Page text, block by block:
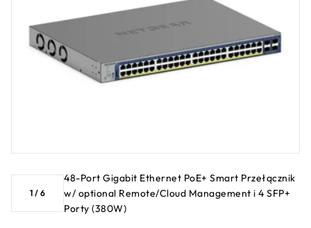
1 / 6
48-Port Gigabit Ethernet PoE+ Smart Przełącznik
w/ optional Remote/Cloud Management i 4 SFP+
Porty (380W)